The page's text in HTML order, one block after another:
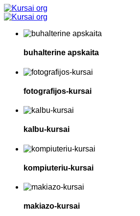
buhalterine apskaita
fotografijos-kursai
kalbu-kursai
kompiuteriu-kursai
makiazo-kursai